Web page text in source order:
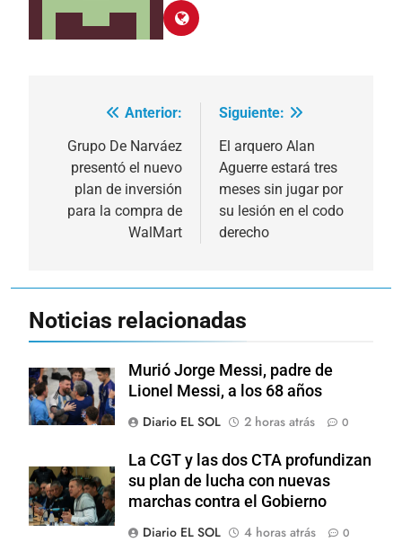
Navegación
de
entradas
Anterior:
Grupo De Narváez
presentó el nuevo
plan de inversión
para la compra de
WalMart
Siguiente:
El arquero Alan
Aguerre estará tres
meses sin jugar por
su lesión en el codo
derecho
Noticias relacionadas
Murió Jorge Messi, padre de
Lionel Messi, a los 68 años
Diario EL SOL
2 horas atrás 0
La CGT y las dos CTA profundizan
su plan de lucha con nuevas
marchas contra el Gobierno
Diario EL SOL
4 horas atrás 0